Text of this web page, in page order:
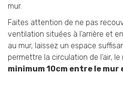
mur.
Faites attention de ne pas
ventilation situées à l’arrière et
au mur, laissez un espace
permettre la circulation de l’air, le
minimum 10cm entre le